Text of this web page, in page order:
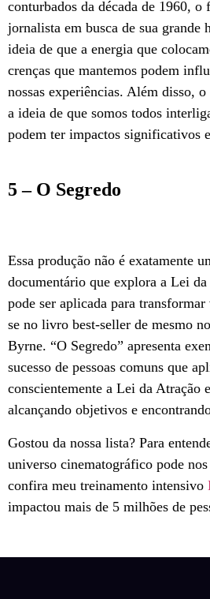
conturbados da década de 1960, o
jornalista em busca de sua grande
ideia de que a energia que
crenças que mantemos podem
nossas experiências. Além disso,
a ideia de que somos todos
podem ter impactos significativos
5 – O Segredo
Essa produção não é exatamente
documentário que explora a Lei
pode ser aplicada para
se no livro best-seller de mesmo
Byrne. “O Segredo” apresenta
sucesso de pessoas comuns que
conscientemente a Lei da Atração
alcançando objetivos e
Gostou da nossa lista? Para
universo cinematográfico pode
confira meu treinamento intensivo
impactou mais de 5 milhões de